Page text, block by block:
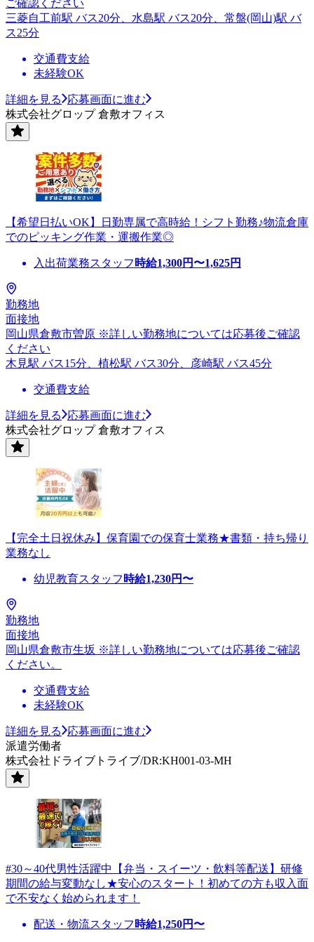
ご確認ください
三菱自工前駅 バス20分、水島駅 バス20分、常盤(岡山)駅 バ
ス25分
交通費支給
未経験OK
詳細を見る
応募画面に進む
株式会社グロップ 倉敷オフィス
【希望日払いOK】日勤専属で高時給！シフト勤務♪物流倉庫
でのピッキング作業・運搬作業◎
入出荷業務スタッフ 時給1,300円〜1,625円
勤務地
面接地
岡山県倉敷市曽原 ※詳しい勤務地については応募後ご確認
ください
木見駅 バス15分、植松駅 バス30分、彦崎駅 バス45分
交通費支給
詳細を見る
応募画面に進む
株式会社グロップ 倉敷オフィス
【完全土日祝休み】保育園での保育士業務★書類・持ち帰り
業務なし
幼児教育スタッフ 時給1,230円〜
勤務地
面接地
岡山県倉敷市生坂 ※詳しい勤務地については応募後ご確認
ください。
交通費支給
未経験OK
詳細を見る
応募画面に進む
派遣労働者
株式会社ドライブトライブ/DR:KH001-03-MH
#30～40代男性活躍中【弁当・スイーツ・飲料等配送】研修
期間の給与変動なし★安心のスタート！初めての方も収入面
で不安なく始められます！
配送・物流スタッフ 時給1,250円〜